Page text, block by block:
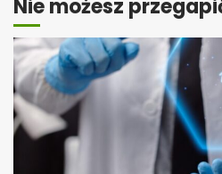
Nie możesz